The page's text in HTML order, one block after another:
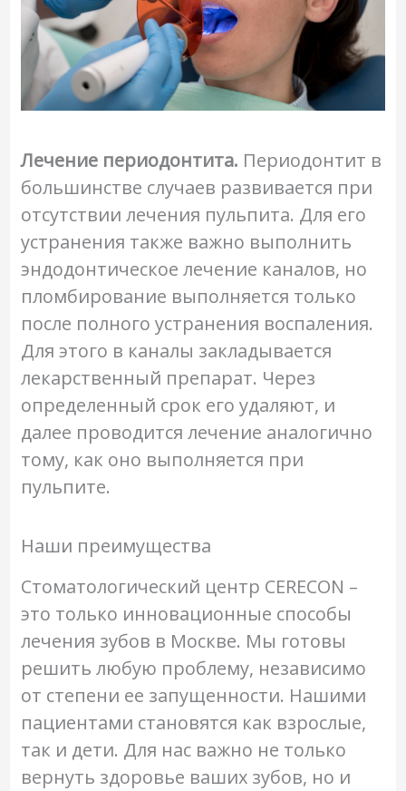
Лечение периодонтита. Периодонтит в
большинстве случаев развивается при
отсутствии лечения пульпита. Для его
устранения также важно выполнить
эндодонтическое лечение каналов, но
пломбирование выполняется только
после полного устранения воспаления.
Для этого в каналы закладывается
лекарственный препарат. Через
определенный срок его удаляют, и
далее проводится лечение аналогично
тому, как оно выполняется при
пульпите.
Наши преимущества
Стоматологический центр CERECON –
это только инновационные способы
лечения зубов в Москве. Мы готовы
решить любую проблему, независимо
от степени ее запущенности. Нашими
пациентами становятся как взрослые,
так и дети. Для нас важно не только
вернуть здоровье ваших зубов, но и